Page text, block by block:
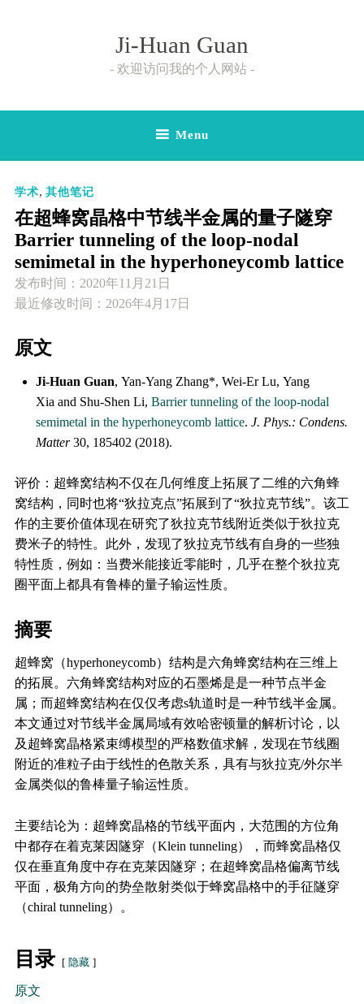
Ji-Huan Guan
欢迎访问我的个人网站
Menu
学术, 其他笔记
在超蜂窝晶格中节线半金属的量子隧穿
Barrier tunneling of the loop-nodal
semimetal in the hyperhoneycomb lattice
发布时间： 2020年11月21日
最近修改时间：2026年4月17日
原文
Ji-Huan Guan, Yan-Yang Zhang*, Wei-Er Lu, Yang
Xia and Shu-Shen Li, Barrier tunneling of the loop-nodal
semimetal in the hyperhoneycomb lattice. J. Phys.: Condens.
Matter30, 185402 (2018).
评价：超蜂窝结构不仅在几何维度上拓展了二维的六角蜂
窝结构，同时也将“狄拉克点”拓展到了“狄拉克节线”。该工
作的主要价值体现在研究了狄拉克节线附近类似于狄拉克
费米子的特性。此外，发现了狄拉克节线有自身的一些独
特性质，例如：当费米能接近零能时，几乎在整个狄拉克
圈平面上都具有鲁棒的量子输运性质。
摘要
超蜂窝（hyperhoneycomb）结构是六角蜂窝结构在三维上
的拓展。六角蜂窝结构对应的石墨烯是是一种节点半金
属；而超蜂窝结构在仅仅考虑s轨道时是一种节线半金属。
本文通过对节线半金属局域有效哈密顿量的解析讨论，以
及超蜂窝晶格紧束缚模型的严格数值求解，发现在节线圈
附近的准粒子由于线性的色散关系，具有与狄拉克/外尔半
金属类似的鲁棒量子输运性质。
主要结论为：超蜂窝晶格的节线平面内，大范围的方位角
中都存在着克莱因隧穿（Klein tunneling），而蜂窝晶格仅
仅在垂直角度中存在克莱因隧穿；在超蜂窝晶格偏离节线
平面，极角方向的势垒散射类似于蜂窝晶格中的手征隧穿
（chiral tunneling）。
目录 隐藏
原文